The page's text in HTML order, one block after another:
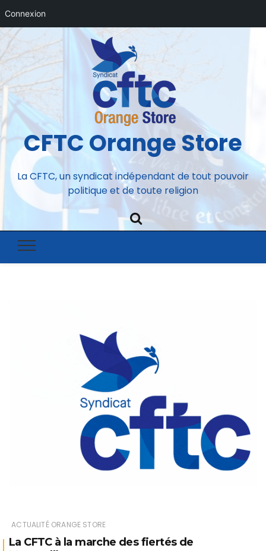
Connexion
CFTC Orange Store
La CFTC, un syndicat indépendant de tout pouvoir
politique et de toute religion
ACTUALITÉ ORANGE STORE
La CFTC à la marche des fiertés de